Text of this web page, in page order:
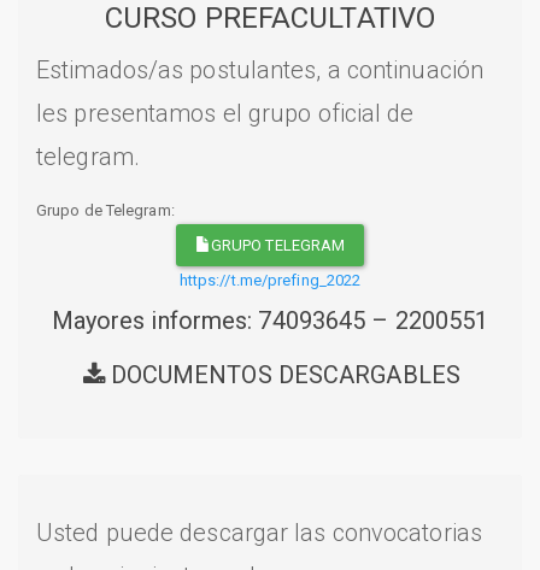
CURSO PREFACULTATIVO
Estimados/as postulantes, a continuación
les presentamos el grupo oficial de
telegram.
Grupo de Telegram:
GRUPO TELEGRAM
https://t.me/prefing_2022
Mayores informes: 74093645 – 2200551
DOCUMENTOS DESCARGABLES
Usted puede descargar las convocatorias